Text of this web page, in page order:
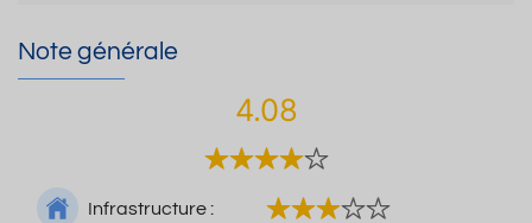
Note générale
4.08
Infrastructure :